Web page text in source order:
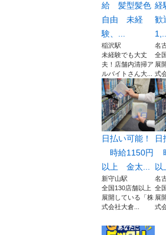
給 髪型髪色
自由 未経
験、...
稲沢駅
未経験でも大丈
夫！店舗内清掃ア
ルバイトさん大...
経
歓
1,...
名
全
展
式
日払い可能！
時給1150円
以上 金太...
新守山駅
全国130店舗以上
展開している「株
式会社大倉...
日
以
名
全
展
式